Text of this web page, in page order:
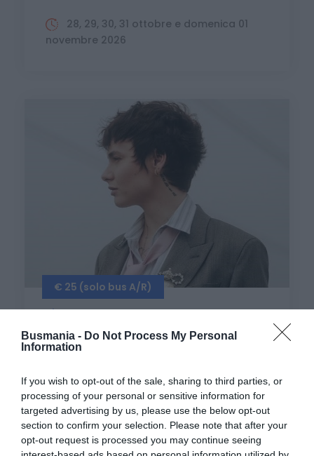
Busmania - Do Not Process My Personal
Information
If you wish to opt-out of the sale, sharing to third parties, or
processing of your personal or sensitive information for
targeted advertising by us, please use the below opt-out
section to confirm your selection. Please note that after your
opt-out request is processed you may continue seeing
28, 29, 30, 31 ottobre e domenica 01
novembre 2026
€ 25 (solo bus A/R)
AL PALAPARTENOPE –
NAPOLI
Martedì 1 dicembre 2026